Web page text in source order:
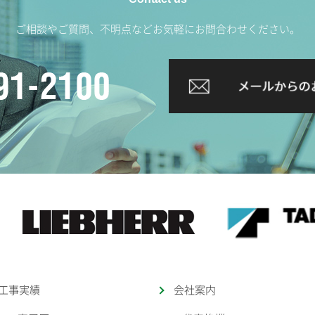
ご相談やご質問、不明点などお気軽にお問合わせください。
事実績
会社案内